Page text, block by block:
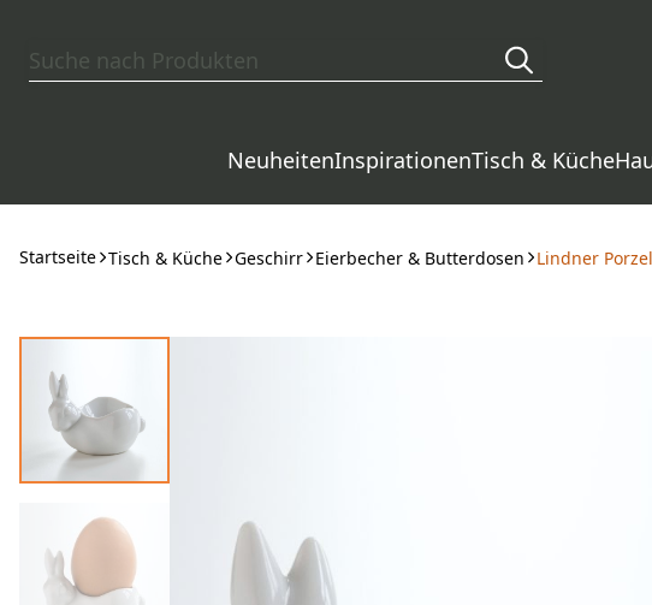
NeuheitenInspirationenTisch & Küche
Startseite Tisch & Küche Geschirr Eierbecher & Butterdosen Lindner